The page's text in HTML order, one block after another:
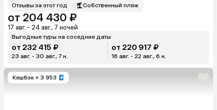
Отзывы за этот год
Собственный пляж
от 204 430 ₽
17 авг. - 24 авг., 7 ночей
Выгодные туры на соседние даты
от 232 415 ₽
23 авг. - 30 авг., 7 н.
от 220 917 ₽
16 авг. - 22 авг., 6 н.
Кешбэк + 3 953